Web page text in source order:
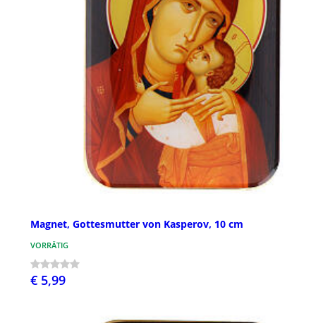
Magnet, Gottesmutter von Kasperov, 10 cm
VORRÄTIG
€ 5,99